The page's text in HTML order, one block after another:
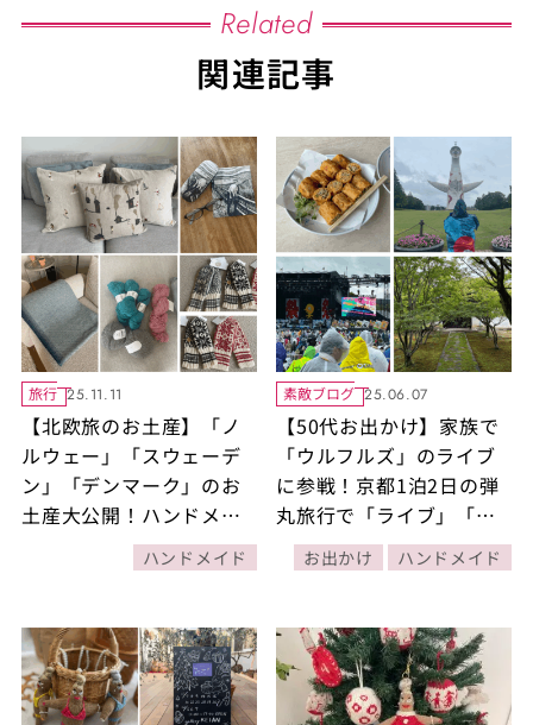
Related
関連記事
旅行 25.11.11
【北欧旅のお土産】「ノ
ルウェー」「スウェーデ
ン」「デンマーク」のお
土産大公開！ハンドメイ
ド作家・KAORIさんが選
んだセンスのいい雑貨5選
ハンドメイド
素敵ブログ 25.06.07
【50代お出かけ】家族で
「ウルフルズ」のライブ
に参戦！京都1泊2日の弾
丸旅行で「ライブ」「京
料理」「懐かしい人との
再会」「妙覚寺観光」を
お出かけ ハンドメイド